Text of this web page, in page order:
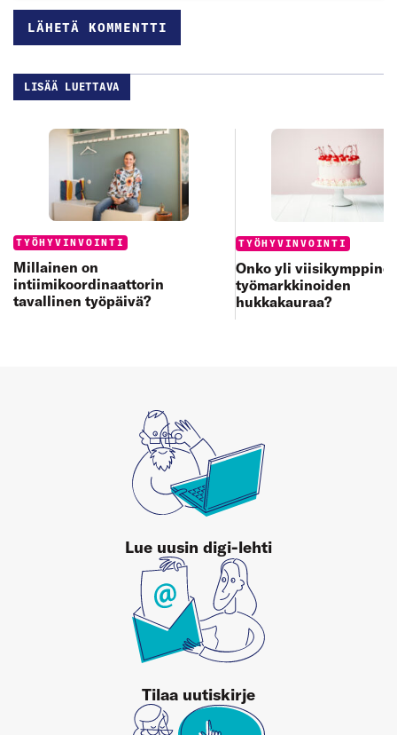
LISÄÄ LUETTAVA
Categories:
TYÖHYVINVOINTI
Millainen on
intiimikoordinaattorin
tavallinen työpäivä?
Categories:
TYÖHYVINVOINTI
Onko yli
työmarkkinoiden
hukkakauraa?
Lue uusin digi-lehti
Tilaa uutiskirje